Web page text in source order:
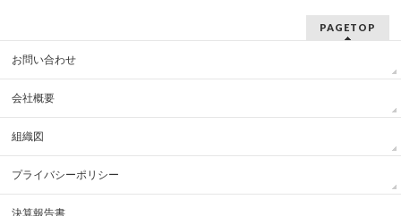
PAGETOP
お問い合わせ
会社概要
組織図
プライバシーポリシー
決算報告書